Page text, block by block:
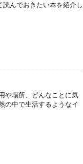
んでおきたい本を紹介し
や場所、どんなことに気
の中で生活するようなイ